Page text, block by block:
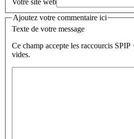
Ajoutez votre commentaire ici
Texte de votre message
Ce champ accepte les raccourcis SPIP
vides.